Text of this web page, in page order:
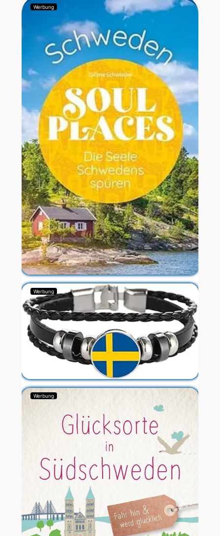
Werbung
Werbung
Werbung